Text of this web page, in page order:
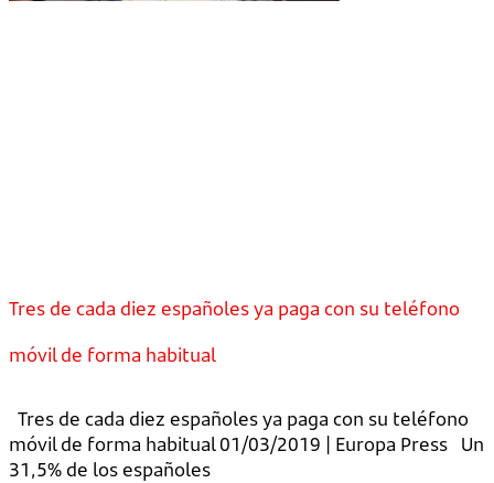
Tres de cada diez españoles ya paga con su teléfono
móvil de forma habitual
Tres de cada diez españoles ya paga con su teléfono
móvil de forma habitual 01/03/2019 | Europa Press Un
31,5% de los españoles